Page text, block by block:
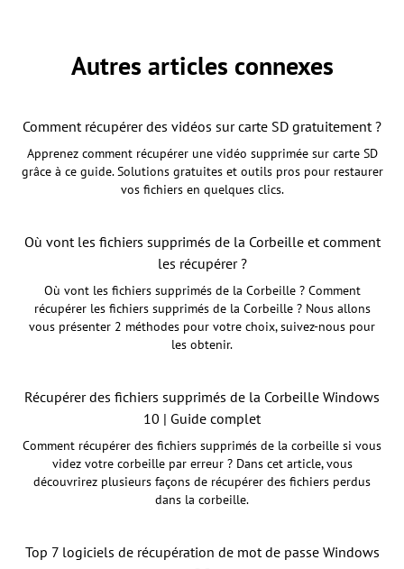
Autres articles connexes
Comment récupérer des vidéos sur carte SD gratuitement ?
Apprenez comment récupérer une vidéo supprimée sur carte SD
grâce à ce guide. Solutions gratuites et outils pros pour restaurer
vos fichiers en quelques clics.
Où vont les fichiers supprimés de la Corbeille et comment
les récupérer ?
Où vont les fichiers supprimés de la Corbeille ? Comment
récupérer les fichiers supprimés de la Corbeille ? Nous allons
vous présenter 2 méthodes pour votre choix, suivez-nous pour
les obtenir.
Récupérer des fichiers supprimés de la Corbeille Windows
10 | Guide complet
Comment récupérer des fichiers supprimés de la corbeille si vous
videz votre corbeille par erreur ? Dans cet article, vous
découvrirez plusieurs façons de récupérer des fichiers perdus
dans la corbeille.
Top 7 logiciels de récupération de mot de passe Windows